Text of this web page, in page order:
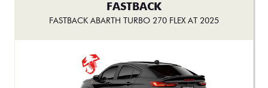
TORO
TORO RANCH TURBODIESEL 4X4 AT9 2026